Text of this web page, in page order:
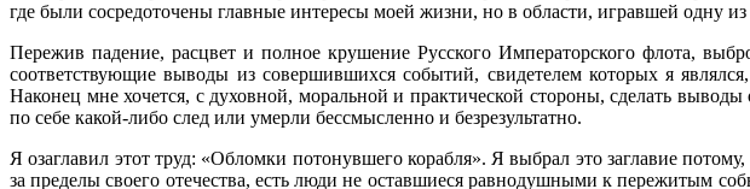
где были сосредо­точены главные интересы моей жизни, но в области, игравшей одну
Пережив падение, расцвет и полное круше­ние Русского Императорского флота,
соответствующие выводы из совер­шившихся событий, свидетелем которых я
Наконец мне хочется, с духов­ной, моральной и практической стороны, сде­лать
по себе какой-либо след или умерли бессмысленно и безре­зультатно.
Я озаглавил этот труд: «Обломки потонув­шего корабля». Я выбрал это заглавие
за пределы своего отечества, есть люди не оставшиеся равнодушными к пе­режитым